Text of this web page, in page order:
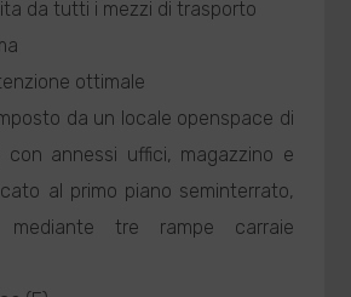
da tutti i mezzi di trasporto
ottimale
da un locale openspace di
con annessi uffici, magazzino e
al primo piano seminterrato,
tre rampe carraie